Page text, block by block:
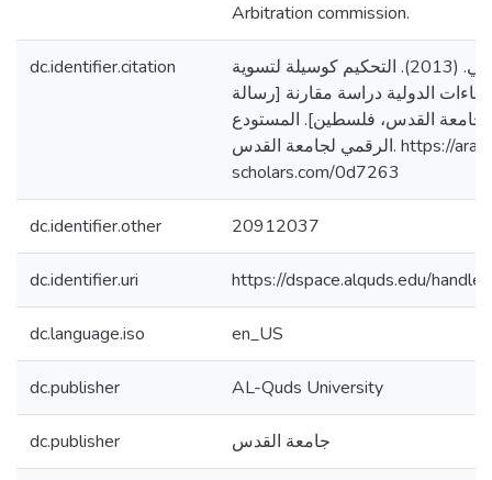
Arbitration commission.
dc.identifier.citation
ابوعرقوب، اماني عزمي. (2013). التحكيم كوسيلة لتسوية
الدولية دراسة مقارنة [رسالة
جامعة القدس، فلسطين]. المستودع
الرقمي لجامعة القدس. https://arab-
scholars.com/0d7263
dc.identifier.other 20912037
dc.identifier.uri https://dspace.alquds.edu/
dc.language.iso en_US
dc.publisher AL-Quds University
dc.publisher جامعة القدس